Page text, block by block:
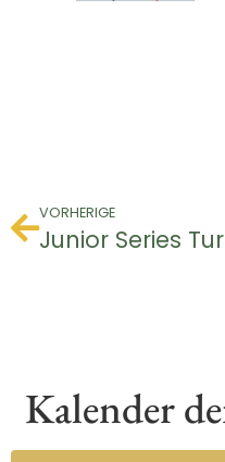
VORHERIGE
Kalender